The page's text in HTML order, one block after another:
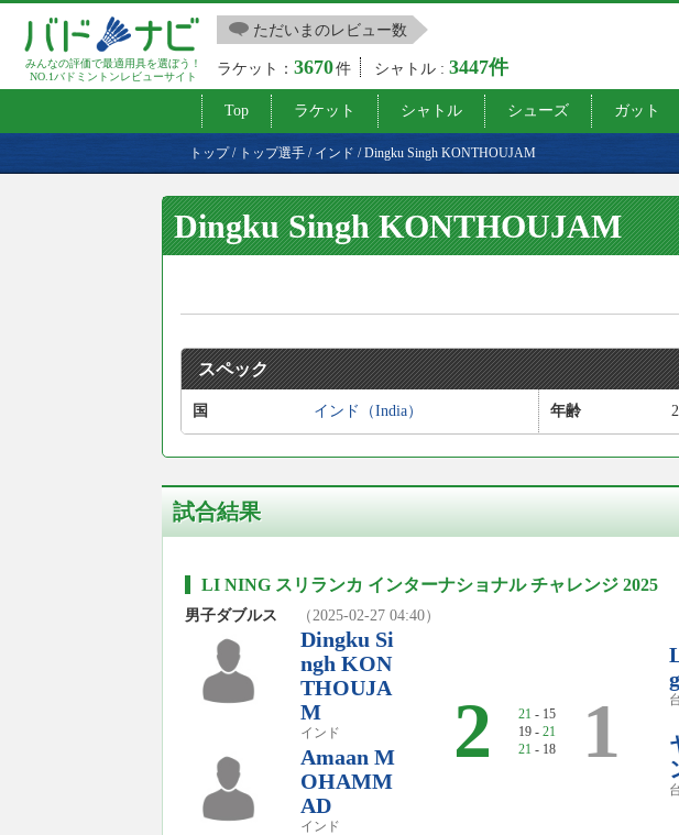
みんなの評価で最適用具を選ぼう！
NO.1バドミントンレビューサイト
ただいまのレビュー数
ラケット：3670件 シャトル :3447件
Top ラケット シャトル シューズ ガット
トップ/ トップ選手 / インド /Dingku Singh KONTHOUJAM
Dingku Singh KONTHOUJAM
スペック
国 インド（India） 年齢
試合結果
LI NING スリランカ インターナショナル チャレンジ 2025
男子ダブルス （2025-02-27 04:40）
Dingku Si
ngh KON
THOUJA
M
インド
Amaan M
OHAMM
AD
インド
2 21 - 15
19 - 21
21 - 18 1